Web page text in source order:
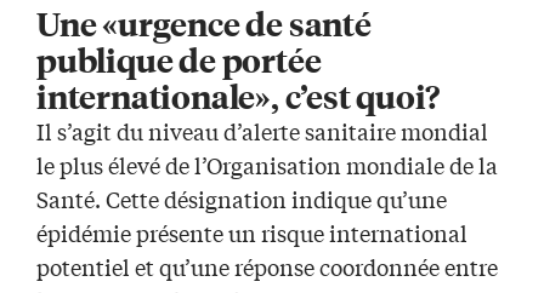
Une «urgence de santé
publique de portée
internationale», c’est quoi?
Il s’agit du niveau d’alerte sanitaire mondial
le plus élevé de l’Organisation mondiale de la
Santé. Cette désignation indique qu’une
épidémie présente un risque international
potentiel et qu’une réponse coordonnée entre